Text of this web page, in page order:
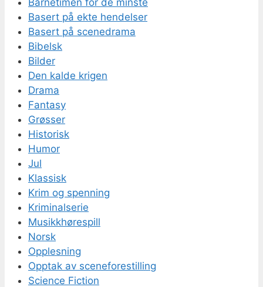
Basert på ekte hendelser
Basert på scenedrama
Bibelsk
Bilder
Den kalde krigen
Drama
Fantasy
Grøsser
Historisk
Humor
Jul
Klassisk
Krim og spenning
Kriminalserie
Musikkhørespill
Norsk
Opplesning
Opptak av sceneforestilling
Science Fiction